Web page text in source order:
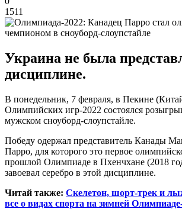
1511
Украина не была
дисциплине.
В понедельник, 7 февраля, в Пекине
Олимпийских игр-2022 состоялся
мужском сноуборд-слоупстайле.
Победу одержал представитель Канады
Парро, для которого это первое
прошлой Олимпиаде в Пхенчхане (2018
завоевал серебро в этой дисциплине.
Читай также: Скелетон, шорт-трек и
все о видах спорта на зимней